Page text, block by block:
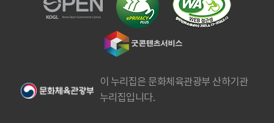
이 누리집은 문화체육관광부 산하기관
누리집입니다.